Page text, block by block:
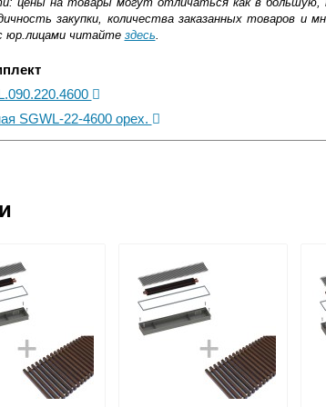
закупки, количества заказанных товаров и
юр.лицами читайте здесь
SGWL-22-4600 орех.
области
Web-money, Qiwi-кошельки и другие).
НДС)